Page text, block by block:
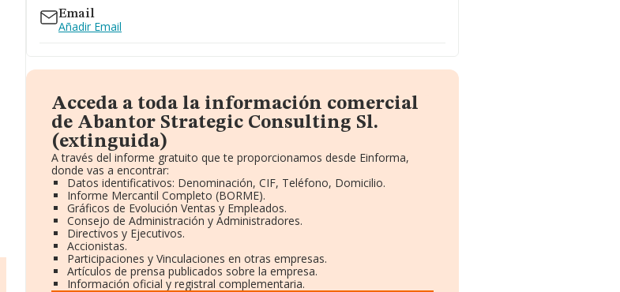
Email
Añadir Email
Acceda a toda la información comercial
de Abantor Strategic Consulting Sl.
(extinguida)
A través del informe gratuito que te proporcionamos desde Einforma,
donde vas a encontrar:
Datos identificativos: Denominación, CIF, Teléfono, Domicilio.
Informe Mercantil Completo (BORME).
Gráficos de Evolución Ventas y Empleados.
Consejo de Administración y Administradores.
Directivos y Ejecutivos.
Accionistas.
Participaciones y Vinculaciones en otras empresas.
Artículos de prensa publicados sobre la empresa.
Información oficial y registral complementaria.